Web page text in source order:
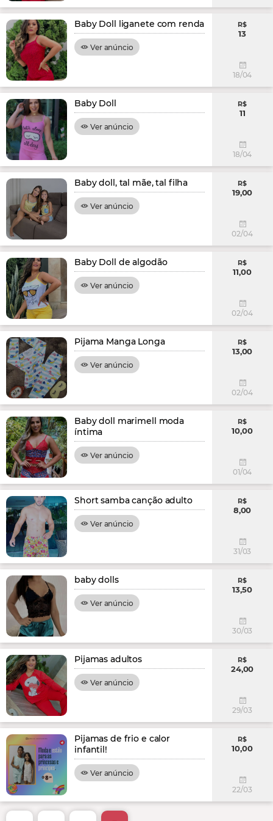
Baby Doll liganete com renda
Ver anúncio
R$
13
18/04
Baby Doll
Ver anúncio
R$
11
18/04
Baby doll, tal mãe, tal filha
Ver anúncio
R$
19,00
02/04
Baby Doll de algodão
Ver anúncio
R$
11,00
02/04
Pijama Manga Longa
Ver anúncio
R$
13,00
02/04
Baby doll marimell moda
íntima
Ver anúncio
R$
10,00
01/04
Short samba canção adulto
Ver anúncio
R$
8,00
31/03
baby dolls
Ver anúncio
R$
13,50
30/03
Pijamas adultos
Ver anúncio
R$
24,00
29/03
Pijamas de frio e calor
infantil!
Ver anúncio
R$
10,00
22/03